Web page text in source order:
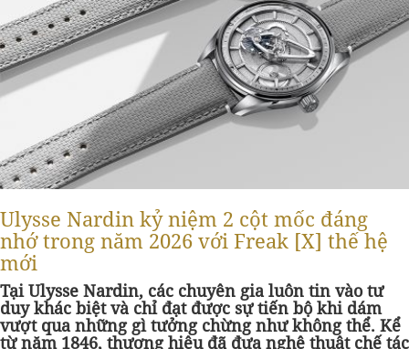
Ulysse Nardin kỷ niệm 2 cột mốc đáng
nhớ trong năm 2026 với Freak [X] thế hệ
mới
Tại Ulysse Nardin, các chuyên gia luôn tin vào tư
duy khác biệt và chỉ đạt được sự tiến bộ khi dám
vượt qua những gì tưởng chừng như không thể. Kể
từ năm 1846, thương hiệu đã đưa nghệ thuật chế tác